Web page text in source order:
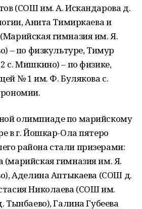
(СОШ им. А. Искандарова д.
Анита Тимиркаева и
гимназия им. Я.
– по физкультуре, Тимур
с. Мишкино) – по физике,
№ 1 им. Ф. Булякова с.
олимпиаде по марийскому
в г. Йошкар-Ола пятеро
района стали призерами:
(марийская гимназия им. Я.
Аделина Аптыкаева (СОШ д.
Николаева (СОШ им.
Тынбаево), Галина Губеева